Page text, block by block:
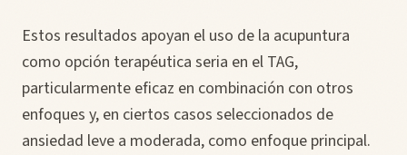
Estos resultados apoyan el uso de la acupuntura
como opción terapéutica seria en el TAG,
particularmente eficaz en combinación con otros
enfoques y, en ciertos casos seleccionados de
ansiedad leve a moderada, como enfoque principal.